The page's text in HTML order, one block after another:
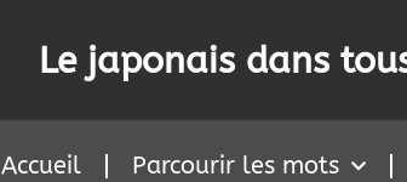
Le japonais dans
Accueil Parcourir les mots